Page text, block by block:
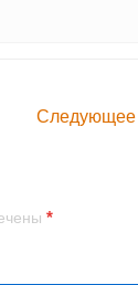
Следующее
*